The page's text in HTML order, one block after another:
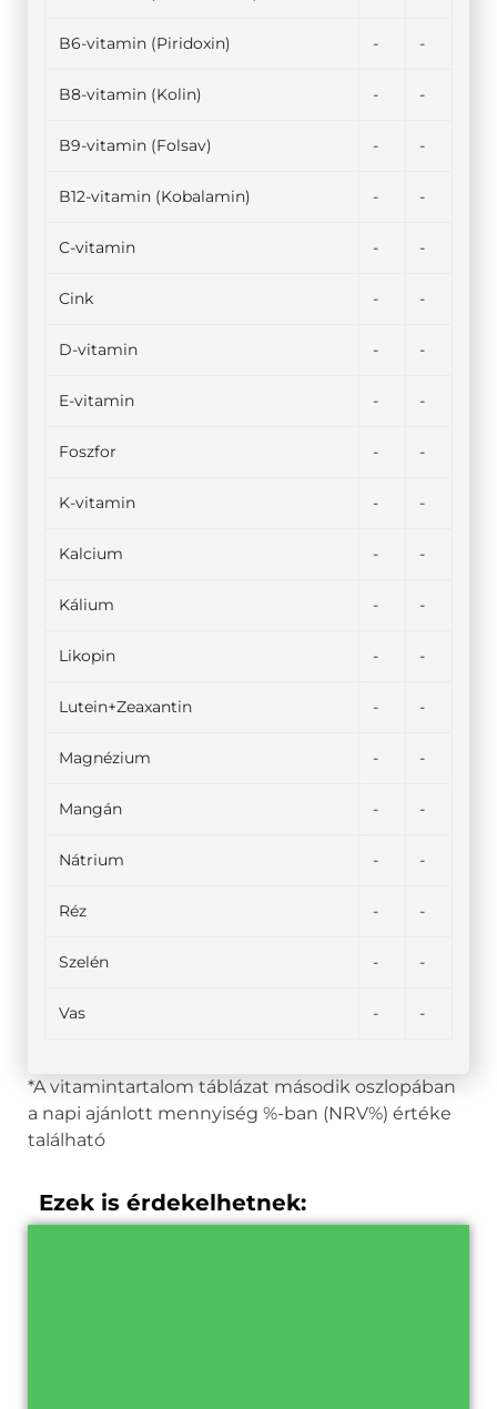
B6-vitamin (Piridoxin) - -
B8-vitamin (Kolin) - -
B9-vitamin (Folsav) - -
B12-vitamin (Kobalamin) - -
C-vitamin - -
Cink - -
D-vitamin - -
E-vitamin - -
Foszfor - -
K-vitamin - -
Kalcium - -
Kálium - -
Likopin - -
Lutein+Zeaxantin - -
Magnézium - -
Mangán - -
Nátrium - -
Réz - -
Szelén - -
Vas - -
*A vitamintartalom táblázat második oszlopában
a napi ajánlott mennyiség %-ban (NRV%) értéke
található
Ezek is érdekelhetnek: